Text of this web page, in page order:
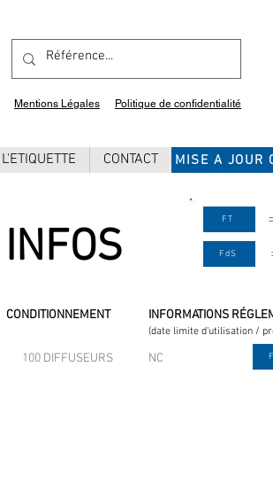
Mentions Légales Politique de confidentialité
CONTACT MISE A JOUR
FT
FdS
CONDITIONNEMENT INFORMATIONS
(date limite d'utilisation /
100 DIFFUSEURS NC